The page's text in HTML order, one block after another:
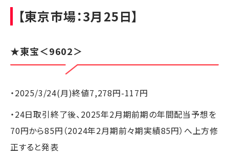
【東京市場：3月25日】
★東宝＜9602＞
・2025/3/24(月)終値7,278円-117円
・24日取引終了後、2025年2月期前期の年間配当予想を
70円から85円（2024年2月期前々期実績85円）へ上方修
正すると発表